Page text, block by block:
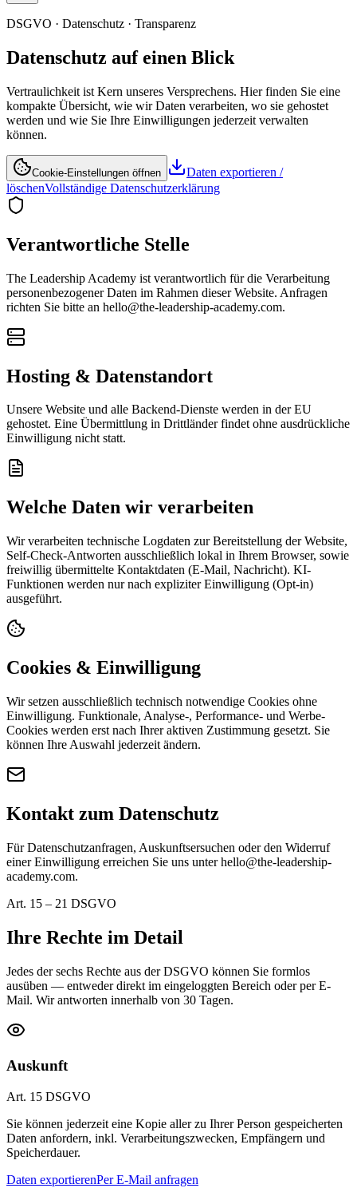
DSGVO · Datenschutz · Transparenz
Datenschutz auf einen Blick
Vertraulichkeit ist Kern unseres Versprechens. Hier finden Sie eine
kompakte Übersicht, wie wir Daten verarbeiten, wo sie gehostet
werden und wie Sie Ihre Einwilligungen jederzeit verwalten
können.
Cookie-Einstellungen öffnen
Daten exportieren /
löschenVollständige Datenschutzerklärung
Verantwortliche Stelle
The Leadership Academy ist verantwortlich für die Verarbeitung
personenbezogener Daten im Rahmen dieser Website. Anfragen
richten Sie bitte an hello@the-leadership-academy.com.
Hosting & Datenstandort
Unsere Website und alle Backend-Dienste werden in der EU
gehostet. Eine Übermittlung in Drittländer findet ohne ausdrückliche
Einwilligung nicht statt.
Welche Daten wir verarbeiten
Wir verarbeiten technische Logdaten zur Bereitstellung der Website,
Self-Check-Antworten ausschließlich lokal in Ihrem Browser, sowie
freiwillig übermittelte Kontaktdaten (E-Mail, Nachricht). KI-
Funktionen werden nur nach expliziter Einwilligung (Opt-in)
ausgeführt.
Cookies & Einwilligung
Wir setzen ausschließlich technisch notwendige Cookies ohne
Einwilligung. Funktionale, Analyse-, Performance- und Werbe-
Cookies werden erst nach Ihrer aktiven Zustimmung gesetzt. Sie
können Ihre Auswahl jederzeit ändern.
Kontakt zum Datenschutz
Für Datenschutzanfragen, Auskunftsersuchen oder den Widerruf
einer Einwilligung erreichen Sie uns unter hello@the-leadership-
academy.com.
Art. 15 – 21 DSGVO
Ihre Rechte im Detail
Jedes der sechs Rechte aus der DSGVO können Sie formlos
ausüben — entweder direkt im eingeloggten Bereich oder per E-
Mail. Wir antworten innerhalb von 30 Tagen.
Auskunft
Art. 15 DSGVO
Sie können jederzeit eine Kopie aller zu Ihrer Person gespeicherten
Daten anfordern, inkl. Verarbeitungszwecken, Empfängern und
Speicherdauer.
Daten exportierenPer E-Mail anfragen